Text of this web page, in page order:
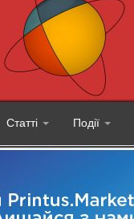
Статті Події